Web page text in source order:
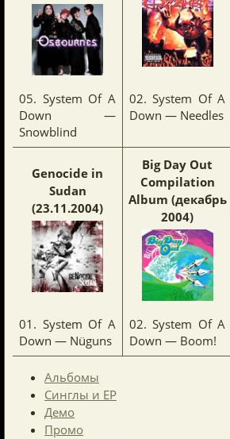
05. System Of A
Down —
Snowblind
02. System Of A
Down — Needles
Genocide in
Sudan
(23.11.2004)
Big Day Out
Compilation
Album (декабрь
2004)
01. System Of A
Down — Nüguns
02. System Of A
Down — Boom!
Альбомы
Синглы и EP
Демо
Промо